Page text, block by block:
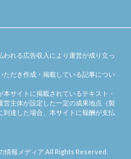
われる広告収入により運営が成り立っ
ただき作成・掲載している記事につい
本サイトに掲載されているテキスト・
主体が設定した一定の成果地点（製
達した場合、本サイトに報酬が支払
情報メディア .All Rights Reserved.